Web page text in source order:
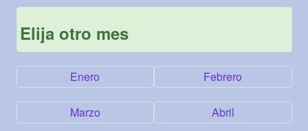
Elija otro mes
Enero Febrero
Marzo Abril